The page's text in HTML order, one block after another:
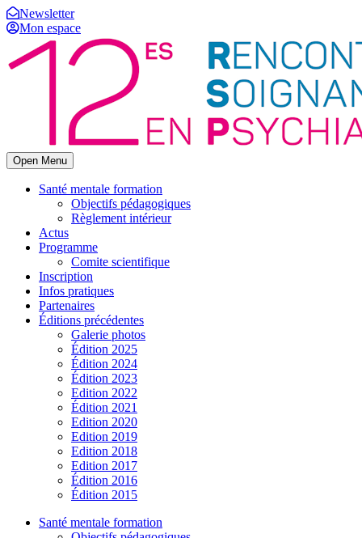
Newsletter
Mon espace
Open Menu
Santé mentale formation
Objectifs pédagogiques
Règlement intérieur
Actus
Programme
Comite scientifique
Inscription
Infos pratiques
Partenaires
Éditions précédentes
Galerie photos
Édition 2025
Édition 2024
Édition 2023
Edition 2022
Édition 2021
Edition 2020
Edition 2019
Edition 2018
Edition 2017
Édition 2016
Édition 2015
Santé mentale formation